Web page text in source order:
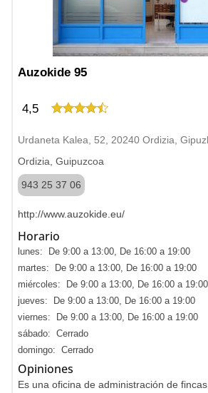
Auzokide 95
4,5
Urdaneta Kalea, 52, 20240 Ordizia,
Ordizia, Guipuzcoa
943 25 37 06
http://www.auzokide.eu/
Horario
lunes: De 9:00 a 13:00, De 16:00 a 19:00
martes: De 9:00 a 13:00, De 16:00 a 19:00
miércoles: De 9:00 a 13:00, De 16:00 a 19:00
jueves: De 9:00 a 13:00, De 16:00 a 19:00
viernes: De 9:00 a 13:00, De 16:00 a 19:00
sábado: Cerrado
domingo: Cerrado
Opiniones
Es una oficina de administración de